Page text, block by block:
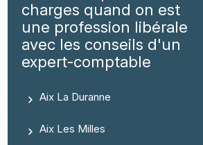
charges quand on est
une profession libérale
avec les conseils d'un
expert-comptable
Aix La Duranne
Aix Les Milles